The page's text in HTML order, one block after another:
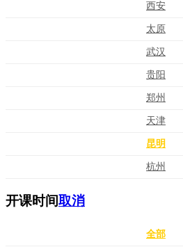
西安
太原
武汉
贵阳
郑州
天津
昆明
杭州
开课时间取消
全部